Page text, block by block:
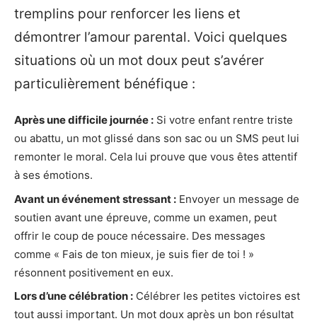
tremplins pour renforcer les liens et
démontrer l’amour parental. Voici quelques
situations où un mot doux peut s’avérer
particulièrement bénéfique :
Après une difficile journée : Si votre enfant rentre triste
ou abattu, un mot glissé dans son sac ou un SMS peut lui
remonter le moral. Cela lui prouve que vous êtes attentif
à ses émotions.
Avant un événement stressant : Envoyer un message de
soutien avant une épreuve, comme un examen, peut
offrir le coup de pouce nécessaire. Des messages
comme « Fais de ton mieux, je suis fier de toi ! »
résonnent positivement en eux.
Lors d’une célébration : Célébrer les petites victoires est
tout aussi important. Un mot doux après un bon résultat